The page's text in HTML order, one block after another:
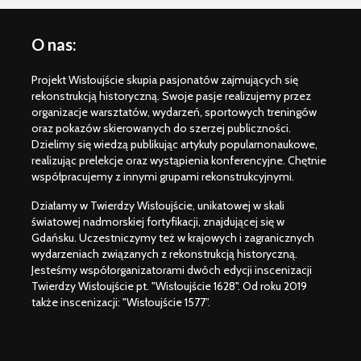
O nas:
Projekt Wisłoujście skupia pasjonatów zajmujących się
rekonstrukcją historyczną. Swoje pasje realizujemy przez
organizacje warsztatów, wydarzeń, sportowych treningów
oraz pokazów skierowanych do szerzej publiczności.
Dzielimy się wiedzą publikując artykuły popularnonaukowe,
realizując prelekcje oraz wystąpienia konferencyjne. Chętnie
współpracujemy z innymi grupami rekonstrukcyjnymi.
Działamy w Twierdzy Wisłoujście, unikatowej w skali
światowej nadmorskiej fortyfikacji, znajdującej się w
Gdańsku. Uczestniczymy też w krajowych i zagranicznych
wydarzeniach związanych z rekonstrukcją historyczną.
Jesteśmy współorganizatorami dwóch edycji inscenizacji
Twierdzy Wisłoujście pt. "Wisłoujście 1628". Od roku 2019
także inscenizacji: "Wisłoujście 1577”.